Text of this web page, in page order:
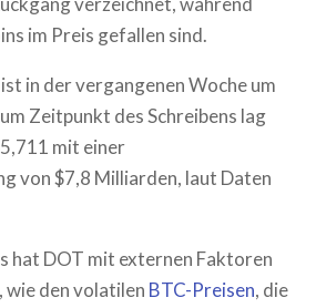
im Preis gefallen sind.
in der vergangenen Woche um
Zeitpunkt des Schreibens lag
mit einer
von $7,8 Milliarden, laut Daten
hat DOT mit externen Faktoren
wie den volatilen BTC-Preisen, die